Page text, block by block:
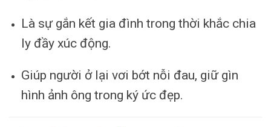
Là sự gắn kết gia đình trong thời khắc chia
ly đầy xúc động.
Giúp người ở lại vơi bớt nỗi đau, giữ gìn
hình ảnh ông trong ký ức đẹp.